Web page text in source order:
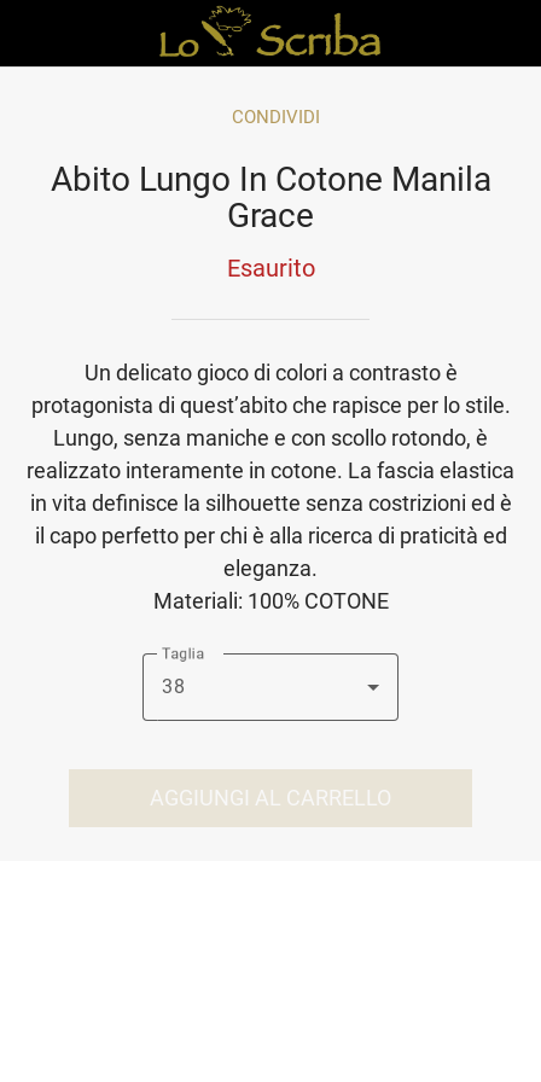
CONDIVIDI
Abito Lungo In Cotone Manila
Grace
Esaurito
Un delicato gioco di colori a contrasto è
protagonista di quest’abito che rapisce per lo stile.
Lungo, senza maniche e con scollo rotondo, è
realizzato interamente in cotone. La fascia elastica
in vita definisce la silhouette senza costrizioni ed è
il capo perfetto per chi è alla ricerca di praticità ed
eleganza.
Materiali: 100% COTONE
Taglia
38
AGGIUNGI AL CARRELLO